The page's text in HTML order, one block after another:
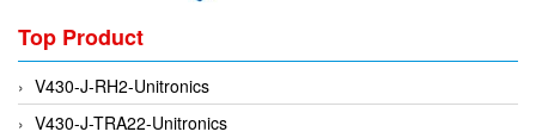
Enolgas
Envada
Environmental Compliance Products
Top Product
V430-J-RH2-Unitronics
V430-J-TRA22-Unitronics